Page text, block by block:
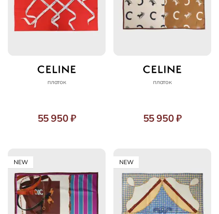
платок
55 950 ₽
платок
55 950 ₽
NEW NEW